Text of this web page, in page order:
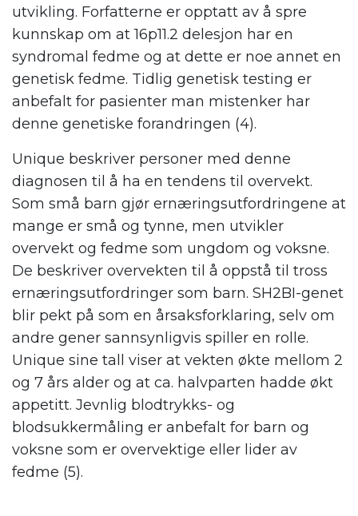
utvikling. Forfatterne er opptatt av å spre
kunnskap om at 16p11.2 delesjon har en
syndromal fedme og at dette er noe annet en
genetisk fedme. Tidlig genetisk testing er
anbefalt for pasienter man mistenker har
denne genetiske forandringen (4).
Unique beskriver personer med denne
diagnosen til å ha en tendens til overvekt.
Som små barn gjør ernæringsutfordringene at
mange er små og tynne, men utvikler
overvekt og fedme som ungdom og voksne.
De beskriver overvekten til å oppstå til tross
ernæringsutfordringer som barn. SH2BI-genet
blir pekt på som en årsaksforklaring, selv om
andre gener sannsynligvis spiller en rolle.
Unique sine tall viser at vekten økte mellom 2
og 7 års alder og at ca. halvparten hadde økt
appetitt. Jevnlig blodtrykks- og
blodsukkermåling er anbefalt for barn og
voksne som er overvektige eller lider av
fedme (5).